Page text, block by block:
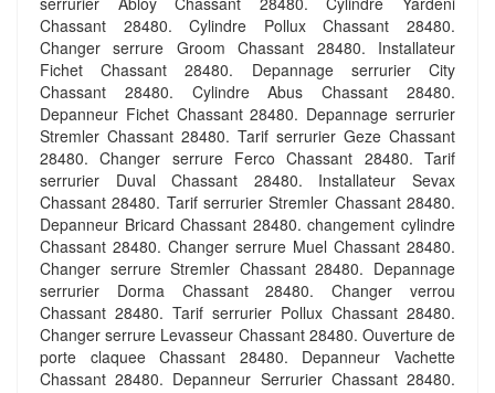
Chassant 28480. Cylindre Pollux Chassant 28480.
Changer serrure Groom Chassant 28480. Installateur
Fichet Chassant 28480. Depannage serrurier City
Chassant 28480. Cylindre Abus Chassant 28480.
Depanneur Fichet Chassant 28480. Depannage serrurier
Stremler Chassant 28480. Tarif serrurier Geze Chassant
28480. Changer serrure Ferco Chassant 28480. Tarif
serrurier Duval Chassant 28480. Installateur Sevax
Chassant 28480. Tarif serrurier Stremler Chassant 28480.
Depanneur Bricard Chassant 28480. changement cylindre
Chassant 28480. Changer serrure Muel Chassant 28480.
Changer serrure Stremler Chassant 28480. Depannage
serrurier Dorma Chassant 28480. Changer verrou
Chassant 28480. Tarif serrurier Pollux Chassant 28480.
Changer serrure Levasseur Chassant 28480. Ouverture de
porte claquee Chassant 28480. Depanneur Vachette
Chassant 28480. Depanneur Serrurier Chassant 28480.